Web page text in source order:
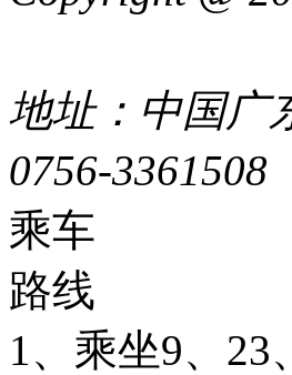
地址：中国广
0756-3361508
乘车
路线
1、乘坐9、23